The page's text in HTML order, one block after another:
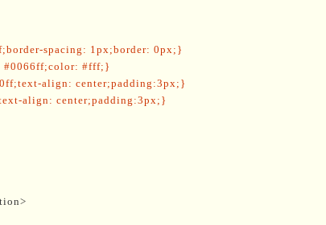
spacing: 1px;border: 0px;}
#0066ff;color: #fff;}
align: center;padding:3px;}
align: center;padding:3px;}